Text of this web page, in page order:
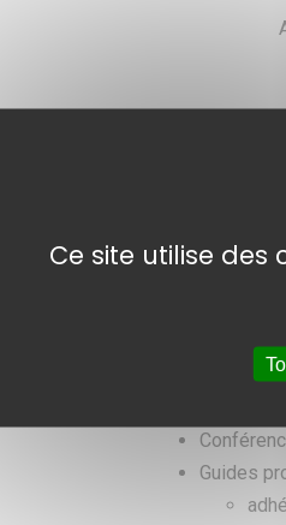
Guides
Ce site utilise